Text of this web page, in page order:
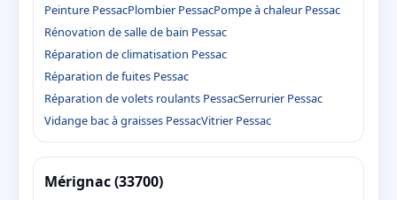
Peinture PessacPlombier PessacPompe à chaleur Pessac
Rénovation de salle de bain Pessac
Réparation de climatisation Pessac
Réparation de fuites Pessac
Réparation de volets roulants PessacSerrurier Pessac
Vidange bac à graisses PessacVitrier Pessac
Mérignac (33700)